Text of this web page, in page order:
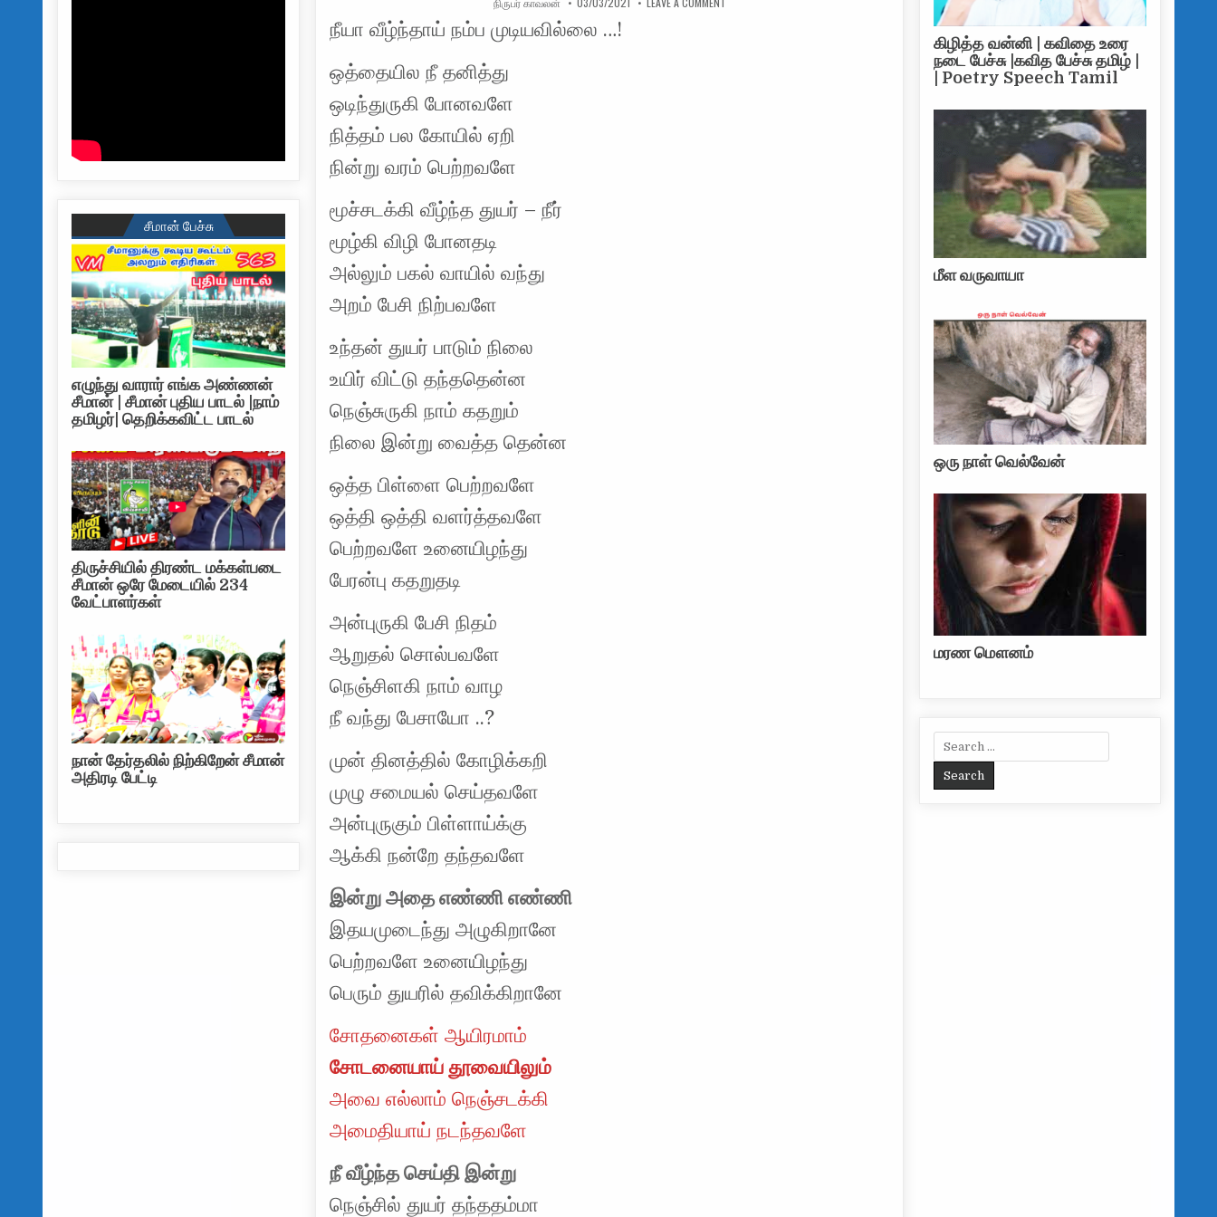
நீயா வீழ்ந்தாய் நம்ப முடியவில்லை …!
ஒத்தையில நீ தனித்து
ஒடிந்துருகி போனவளே
நித்தம் பல கோயில் ஏறி
நின்று வரம் பெற்றவளே
மூச்சடக்கி வீழ்ந்த துயர் – நீர்
மூழ்கி விழி போனதடி
அல்லும் பகல் வாயில் வந்து
அறம் பேசி நிற்பவளே
உந்தன் துயர் பாடும் நிலை
உயிர் விட்டு தந்ததென்ன
நெஞ்சுருகி நாம் கதறும்
நிலை இன்று வைத்த தென்ன
ஒத்த பிள்ளை பெற்றவளே
ஒத்தி ஒத்தி வளர்த்தவளே
பெற்றவளே உனையிழந்து
பேரன்பு கதறுதடி
அன்புருகி பேசி நிதம்
ஆறுதல் சொல்பவளே
நெஞ்சிளகி நாம் வாழ
நீ வந்து பேசாயோ ..?
முன் தினத்தில் கோழிக்கறி
முழு சமையல் செய்தவளே
அன்புருகும் பிள்ளாய்க்கு
ஆக்கி நன்றே தந்தவளே
இன்று அதை எண்ணி எண்ணி
இதயமுடைந்து அழுகிறானே
பெற்றவளே உனையிழந்து
பெரும் துயரில் தவிக்கிறானே
சோதனைகள் ஆயிரமாம்
சோடனையாய் தூவையிலும்
அவை எல்லாம் நெஞ்சடக்கி
அமைதியாய் நடந்தவளே
நீ வீழ்ந்த செய்தி இன்று
நெஞ்சில் துயர் தந்ததம்மா
சீமான் பேச்சு
எழுந்து வாரார் எங்க அண்ணன்
சீமான் | சீமான் புதிய பாடல் |நாம்
தமிழர்| தெறிக்கவிட்ட பாடல்
திருச்சியில் திரண்ட மக்கள்படை
சீமான் ஒரே மேடையில் 234
வேட்பாளர்கள்
நான் தேர்தலில் நிற்கிறேன் சீமான்
அதிரடி பேட்டி
கிழித்த வன்னி | கவிதை உரை
நடை பேச்சு |கவித பேச்சு தமிழ் |
| Poetry Speech Tamil
மீள வருவாயா
ஒரு நாள் வெல்வேன்
மரண மௌனம்
Search for: